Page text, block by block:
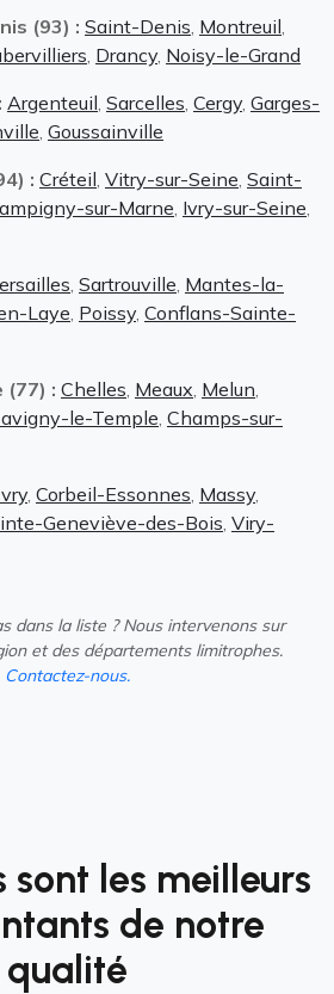
(93) : Saint-Denis Montreuil
Drancy Noisy-le-Grand
Argenteuil Sarcelles Cergy Garges-
Goussainville
: Créteil Vitry-sur-Seine Saint-
sur-Marne Ivry-sur-Seine
Sartrouville Mantes-la-
Laye Poissy Conflans-Sainte-
(77) : Chelles Meaux Melun
le-Temple Champs-sur-
Corbeil-Essonnes Massy
Geneviève-des-Bois Viry-
dans la liste ? Nous intervenons sur
et des départements limitrophes.
Contactez-nous.
sont les meilleurs
de notre
qualité